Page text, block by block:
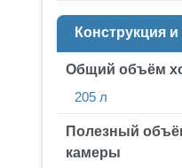
Конструкция
Общий объём
205 л
Полезный
камеры